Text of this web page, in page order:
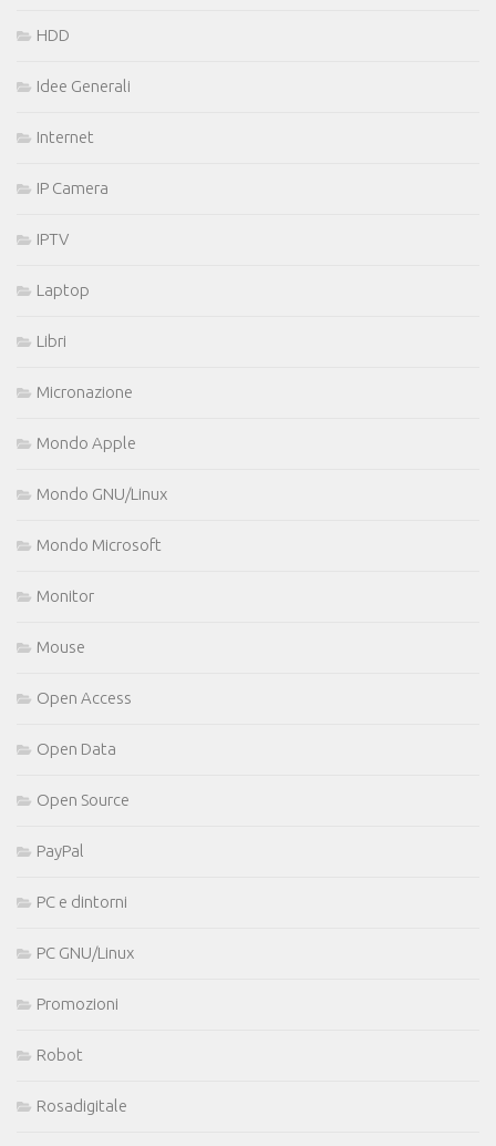
HDD
Idee Generali
Internet
IP Camera
IPTV
Laptop
Libri
Micronazione
Mondo Apple
Mondo GNU/Linux
Mondo Microsoft
Monitor
Mouse
Open Access
Open Data
Open Source
PayPal
PC e dintorni
PC GNU/Linux
Promozioni
Robot
Rosadigitale